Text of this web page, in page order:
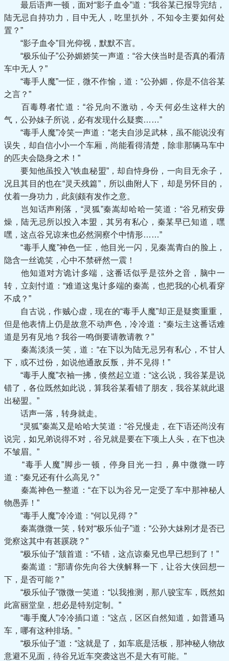
最后语声一顿，面对“影子血令”道：“我谷某已报导完结，
陆无忌自持功力，目中无人，吃里扒外，不知令主要如何处
置？”
“影子血令”目光仰视，默默不言。
“极乐仙子”公孙媚娇笑一声道：“谷大侠当时是否真的看清
车中无人？”
“毒手人魔”一怔，微不作愉，道：“公孙媚，你是不信谷某
之言？”
百毒尊者忙道：“谷兄向不激动，今天何必生这样大的
气，公孙妹子所说，必有发现什么疑窦……”
“毒手人魔”冷笑一声道：“老夫自涉足武林，虽不能说没有
误失，却自信小小一个车厢，尚能看得清楚，除非那辆马车中
的匹夫会隐身之术！”
要知他虽投入“铁血秘盟”，却自恃身份，一向目无余子，
况且其目的也在“灵天残篇”，所以曲附人下，却是另怀目的，
仗着一身功力，此刻颇有发作之意。
岂知话声刚落，“灵狐”秦嵩却哈哈一笑道：“谷兄稍安毋
燥，陆无忌所以投入本盟，其另有私心，秦某早已知道，嘿
嘿，这点谷兄谅来也必然洞察个中情形……”
“毒手人魔”神色一怔，他目光一闪，见秦嵩青白的脸上，
隐含一丝诡笑，心中不禁砰然一震！
他知道对方诡计多端，这番话似乎是弦外之音，脑中一
转，立刻忖道：“难道这鬼计多端的秦嵩，也把我的心机看穿
不成？”
自古说，作贼心虚，现在的“毒手人魔”却正是疑窦重重，
但是他表情上仍是故意不动声色，冷冷道：“秦坛主这番话难
道是另有见地？我谷一鸣倒要请教请教？”
秦嵩淡淡一笑，道：“在下以为陆无忌另有私心，不甘人
下，或不过份，如说他通敌反叛，并不见得！”
“毒手人魔”衣袖一拂，倏然起立道：“这么说，我谷某是说
错了，各位既然如此说，算我谷某看错了朋友，我谷某就此退
出秘盟。”
话声一落，转身就走。
“灵狐”秦嵩又是哈哈大笑道：“谷兄慢走，在下语还尚没有
说完，如兄弟说得不对，谷兄就是要在下项上人头，在下也决
不皱眉。”
“毒手人魔”脚步一顿，停身目光一扫，鼻中微微一哼
道：“秦兄还有什么高见？”
秦嵩神色一整道：“在下以为谷兄一定受了车中那神秘人
物愚弄！”
“毒手人魔”冷冷道：“何以见得？”
秦嵩微微一笑，转对“极乐仙子”道：“公孙大妹刚才是否已
觉察这其中有甚蹊跷？”
“极乐仙子”颔首道：“不错，这点谅秦兄也早已想到了！”
秦嵩道：“那请你先向谷大侠解释一下，让谷大侠回想一
下，是否可能？”
“极乐仙子”微微一笑道：“以我推测，那八骏宝车，既然如
此富丽堂皇，想必是特别定制。”
“毒手魔人”冷冷插口道：“这点，区区自然知道，如普通马
车，哪有这种排场。”
“极乐仙子”道：“这就是了，如车底是活板，那神秘人物故
意避不见面，待谷兄近车突袭这岂不是大有可能。”